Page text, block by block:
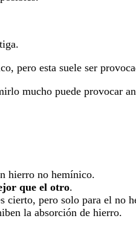
pero esta suele ser
mucho puede provocar
hierro no hemínico.
que el otro.
cierto, pero solo para el no
la absorción de hierro.